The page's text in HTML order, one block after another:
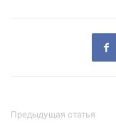
Предыдущая статья